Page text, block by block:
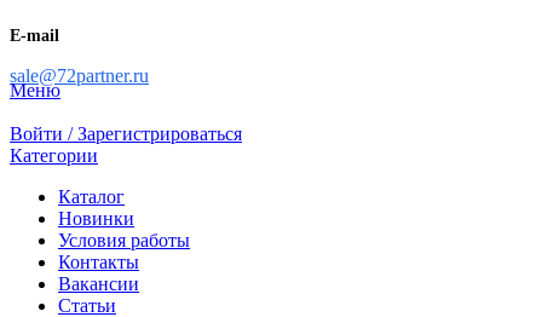
E-mail
sale@72partner.ru
Меню
Войти / Зарегистрироваться
Категории
Каталог
Новинки
Условия работы
Контакты
Вакансии
Статьи